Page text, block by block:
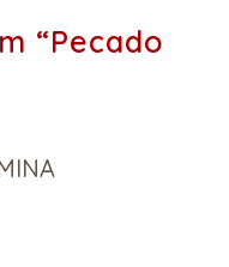
“Pecado